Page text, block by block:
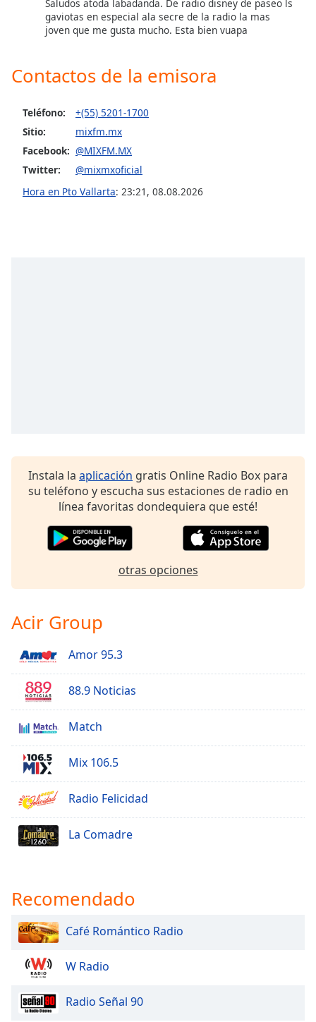
Caption
Area
Color
Opacity
Font
End
dialog
Saludos atoda labadanda. De radio disney de paseo ls
gaviotas en especial ala secre de la radio la mas
joven que me gusta mucho. Esta bien vuapa
Contactos de la emisora
Teléfono:
+(55) 5201-1700
Sitio:
mixfm.mx
Facebook: @MIXFM.MX
Twitter:
@mixmxoficial
Hora en Pto Vallarta: 23:21 , 08.08.2026
Instala la aplicación gratis Online Radio Box para
su teléfono y escucha sus estaciones de radio en
línea favoritas dondequiera que esté!
otras opciones
Acir Group
Amor 95.3
88.9 Noticias
Match
Mix 106.5
Radio Felicidad
La Comadre
Recomendado
Café Romántico Radio
W Radio
Radio Señal 90